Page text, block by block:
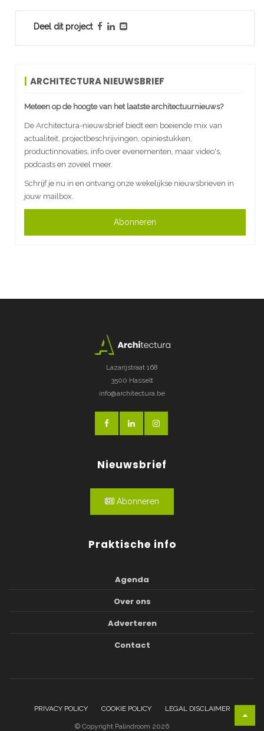
Deel dit project
ARCHITECTURA NIEUWSBRIEF
Meteen op de hoogte van het laatste architectuurnieuws?
De Architectura-nieuwsbrief biedt een boeiende mix van
actualiteit, projectbeschrijvingen, opiniestukken,
productinnovaties, info over evenementen, maar video's,
podcasts en zoveel meer.
Schrijf je nu in en ontvang onze wekelijkse nieuwsbrieven in
jouw mailbox.
Abonneren
Lazarijstraat 168
3500 Hasselt
info@architectura.be
Nieuwsbrief
Abonneren
Praktische info
Agenda
Over ons
Adverteren
Contact
PRIVACY POLICY COOKIE POLICY LEGAL DISCLAIMER
© Copyright Palindroom 2026